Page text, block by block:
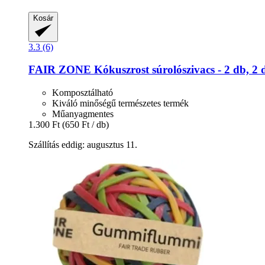
Kosár
3.3 (6)
FAIR ZONE Kókuszrost súrolószivacs -​ 2 db, 2
Komposztálható
Kiváló minőségű természetes termék
Műanyagmentes
1.300 Ft (650 Ft / db)
Szállítás eddig: augusztus 11.